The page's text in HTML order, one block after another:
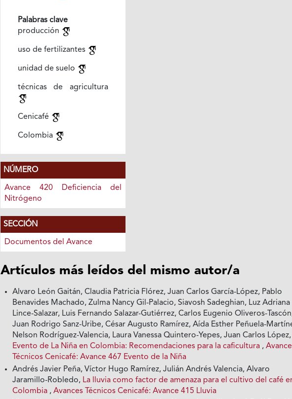
Palabras clave
producción
uso de fertilizantes
unidad de suelo
técnicas de agricultura
Cenicafé
Colombia
NÚMERO
Avance 420 Deficiencia del
Nitrógeno
SECCIÓN
Documentos del Avance
Artículos más leídos del mismo autor/a
Alvaro León Gaitán, Claudia Patricia Flórez, Juan Carlos García-López, Pablo
Benavides Machado, Zulma Nancy Gil-Palacio, Siavosh Sadeghian, Luz Adriana
Lince-Salazar, Luis Fernando Salazar-Gutiérrez, Carlos Eugenio Oliveros-
Juan Rodrigo Sanz-Uribe, César Augusto Ramírez, Aída Esther Peñuela-
Nelson Rodríguez-Valencia, Laura Vanessa Quintero-Yepes, Juan Carlos López,
Evento de La Niña en Colombia: Recomendaciones para la caficultura ,
Técnicos Cenicafé: Avance 467 Evento de la Niña
Andrés Javier Peña, Víctor Hugo Ramírez, Julián Andrés Valencia, Alvaro
Jaramillo-Robledo, La lluvia como factor de amenaza para el cultivo del café
Colombia ,Avances Técnicos Cenicafé: Avance 415 Lluvia